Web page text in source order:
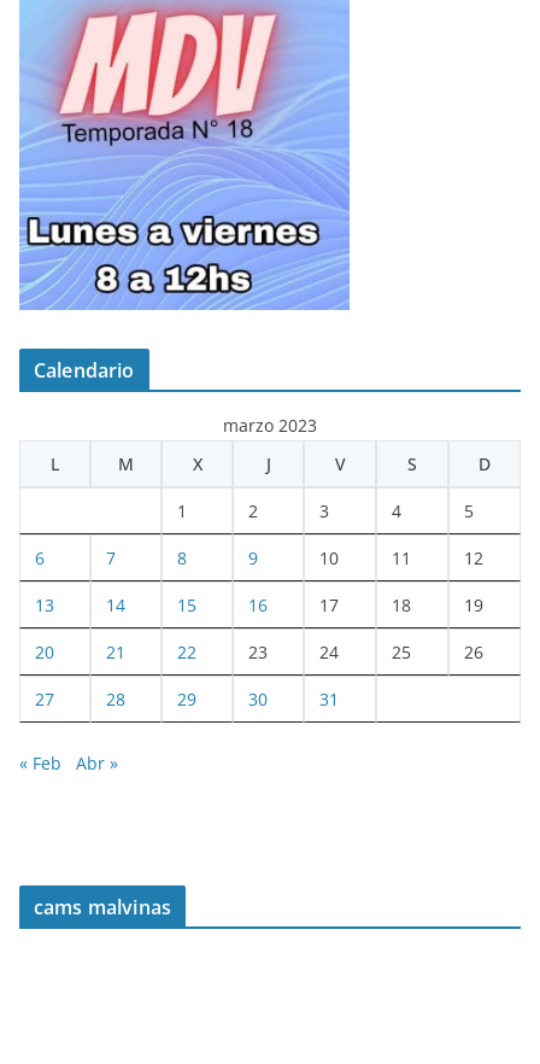
Calendario
marzo 2023
L
M X J V S D
1 2 3 4 5
6 7 8 9 10 11 12
13 14 15 16 17 18 19
20 21 22 23 24 25 26
27 28 29 30 31
« Feb Abr »
cams malvinas